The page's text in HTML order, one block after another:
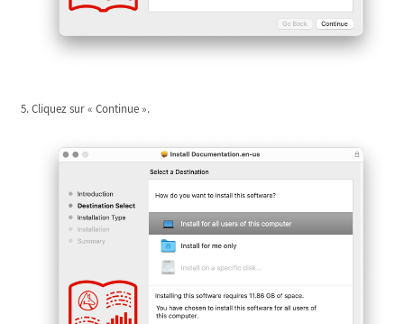
Cliquez sur « Continue ».